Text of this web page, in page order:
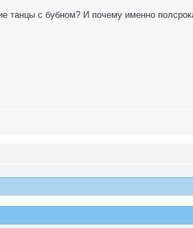
танцы с бубном? И почему именно